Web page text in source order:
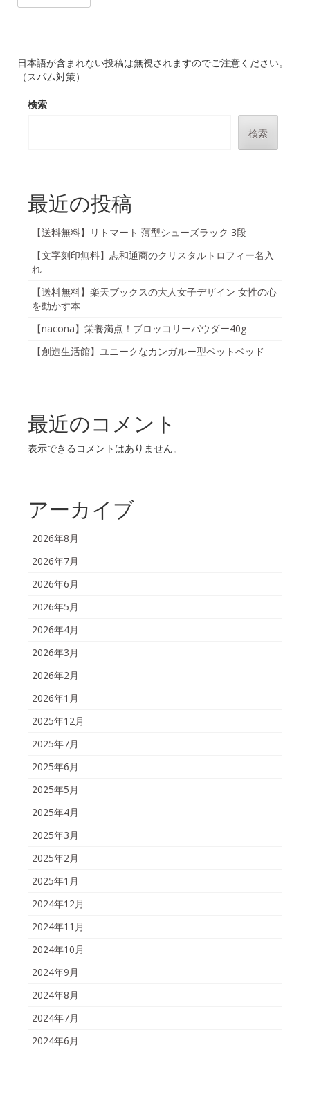
日本語が含まれない投稿は無視されますのでご注意ください。
（スパム対策）
検索
検索
最近の投稿
【送料無料】リトマート 薄型シューズラック 3段
【文字刻印無料】志和通商のクリスタルトロフィー名入
れ
【送料無料】楽天ブックスの大人女子デザイン 女性の心
を動かす本
【nacona】栄養満点！ブロッコリーパウダー40g
【創造生活館】ユニークなカンガルー型ペットベッド
最近のコメント
表示できるコメントはありません。
アーカイブ
2026年8月
2026年7月
2026年6月
2026年5月
2026年4月
2026年3月
2026年2月
2026年1月
2025年12月
2025年7月
2025年6月
2025年5月
2025年4月
2025年3月
2025年2月
2025年1月
2024年12月
2024年11月
2024年10月
2024年9月
2024年8月
2024年7月
2024年6月